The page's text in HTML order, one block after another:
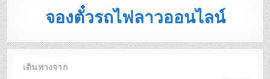
จองตั๋วรถไฟลาวออนไลน์